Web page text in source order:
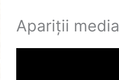
Apariții media